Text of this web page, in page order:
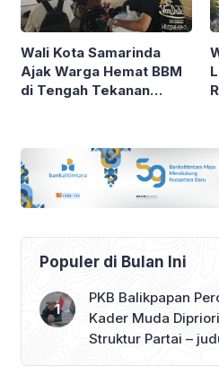
Wali Kota Samarinda
Ajak Warga Hemat BBM
di Tengah Tekanan
Populer di Bulan Ini
PKB Balikpapan
Kader Muda
Struktur Partai –